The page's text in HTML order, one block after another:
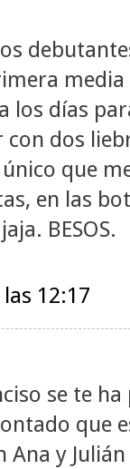
los días
dos
que
en las
BESOS.
12:17
se te
que
Ana y